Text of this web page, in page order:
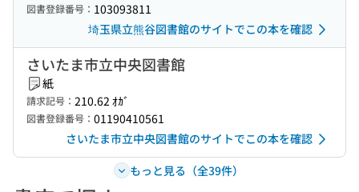
図書登録番号： 103093811
埼玉県立熊谷図書館のサイトでこの本を確認
さいたま市立中央図書館
紙
請求記号： 210.62 ｵｶﾞ
図書登録番号： 01190410561
さいたま市立中央図書館のサイトでこの本を確認
もっと見る（全39件）